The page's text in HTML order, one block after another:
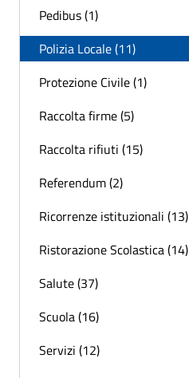
Pedibus (1)
Polizia Locale (11)
Protezione Civile (1)
Raccolta firme (5)
Raccolta rifiuti (15)
Referendum (2)
Ricorrenze istituzionali (13)
Ristorazione Scolastica (14)
Salute (37)
Scuola (16)
Servizi (12)